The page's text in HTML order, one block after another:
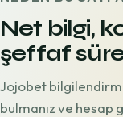
Net bilgi,
şeffaf
Jojobet
bulmanız ve hesap